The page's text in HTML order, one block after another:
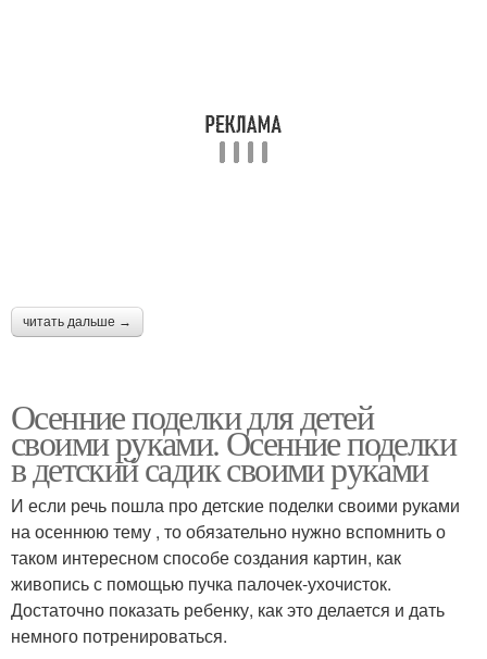
Поделки из физалиса
Поделки к новому году Поделки с символом
Поделки из ткани Разные поделки
читать дальше →
Осенние поделки для детей
своими руками. Осенние поделки
в детский садик своими руками
И если речь пошла про детские поделки своими руками
на осеннюю тему , то обязательно нужно вспомнить о
таком интересном способе создания картин, как
живопись с помощью пучка палочек-ухочисток.
Достаточно показать ребенку, как это делается и дать
немного потренироваться.